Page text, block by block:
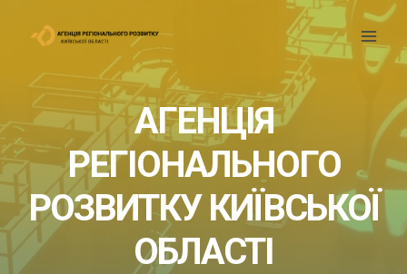
АГЕНЦІЯ
РЕГІОНАЛЬНОГО
РОЗВИТКУ КИЇВСЬКОЇ
ОБЛАСТІ